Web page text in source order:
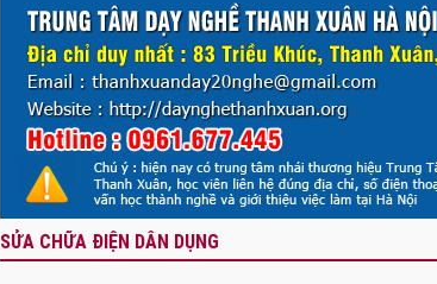
SỬA CHỮA ĐIỆN DÂN DỤNG